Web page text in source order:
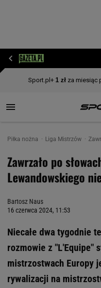
Piłka nożna Liga Mistrzów
Zawrzało po
Lewandowskiego
Bartosz Naus
16 czerwca 2024, 11:53
Niecałe dwa tygodnie
rozmowie z "L'Equipe"
mistrzostwach Europy
rywalizacji na